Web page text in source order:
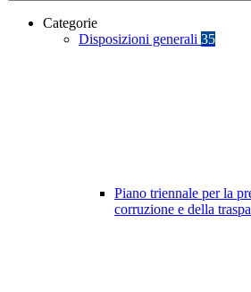
Categorie
Disposizioni generali 35
Piano triennale per la
corruzione e della